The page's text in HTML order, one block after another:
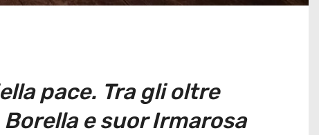
pace. Tra gli oltre
e suor Irmarosa